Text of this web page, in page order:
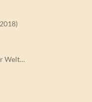
Welt…